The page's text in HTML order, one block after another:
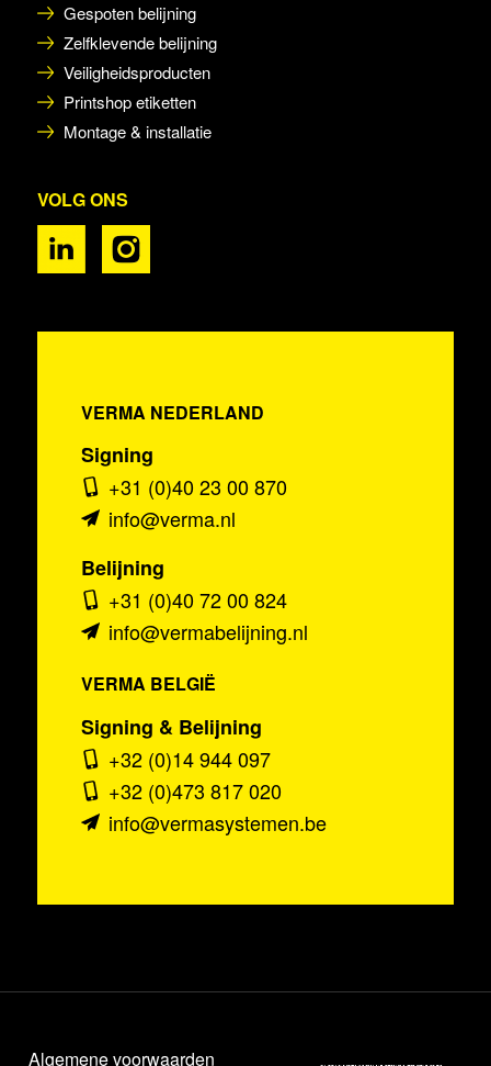
Gespoten belijning
Zelfklevende belijning
Veiligheidsproducten
Printshop etiketten
Montage & installatie
VOLG ONS
VERMA NEDERLAND
Signing
+31 (0)40 23 00 870
info@verma.nl
Belijning
+31 (0)40 72 00 824
info@vermabelijning.nl
VERMA BELGIË
Signing & Belijning
+32 (0)14 944 097
+32 (0)473 817 020
info@vermasystemen.be
Algemene voorwaarden